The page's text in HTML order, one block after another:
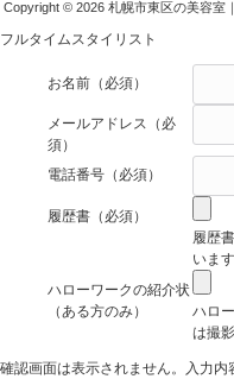
Copyright © 2026 札幌市東区の美容室
フルタイムスタイリスト
お名前 （必須）
メールアドレス
（必
須）
電話番号 （必須）
履歴書 （必須）
履歴
います
ハローワークの紹介状
（ある方のみ）
ハロ
は撮
確認画面は表示されません。入力